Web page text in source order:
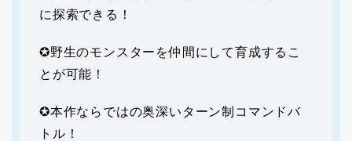
に探索できる！
✪野生のモンスターを仲間にして育成するこ
とが可能！
✪本作ならではの奥深いターン制コマンドバ
トル！